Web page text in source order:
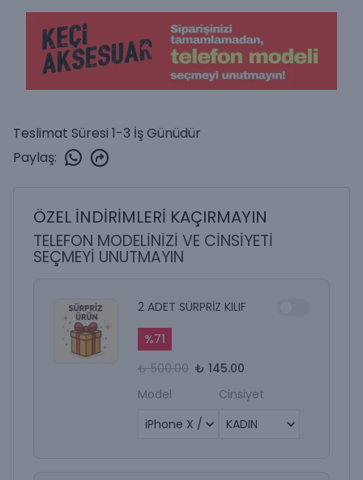
Teslimat Süresi 1-3 İş Günüdür
Paylaş:
ÖZEL İNDİRİMLERİ KAÇIRMAYIN
TELEFON MODELİNİZİ VE CİNSİYETİ
SEÇMEYİ UNUTMAYIN
2 ADET SÜRPRİZ KILIF
%71
₺ 500.00 ₺ 145.00
Model
Cinsiyet